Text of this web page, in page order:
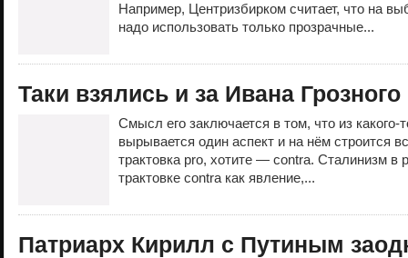
Например, Центризбирком считает, что на
надо использовать только прозрачные...
Таки взялись и за Ивана Грозного
Смысл его заключается в том, что из какого-
вырывается один аспект и на нём строится
трактовка pro, хотите — contra. Сталинизм
трактовке contra как явление,...
Патриарх Кирилл с Путиным